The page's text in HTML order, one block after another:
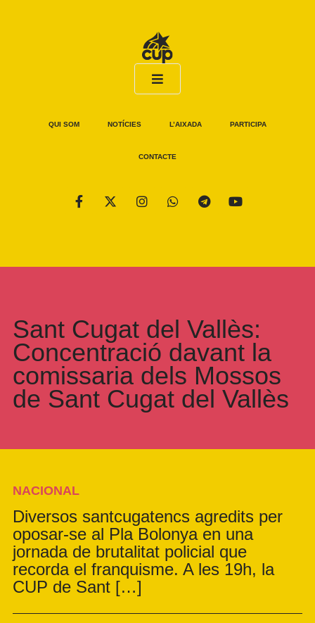
QUI SOM NOTÍCIES L’AIXADA PARTICIPA
CONTACTE
Sant Cugat del Vallès:
Concentració davant la
comissaria dels Mossos
de Sant Cugat del Vallès
NACIONAL
Diversos santcugatencs agredits per
oposar-se al Pla Bolonya en una
jornada de brutalitat policial que
recorda el franquisme. A les 19h, la
CUP de Sant […]